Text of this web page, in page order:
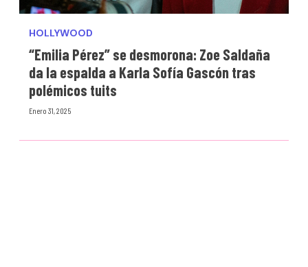
HOLLYWOOD
“Emilia Pérez” se desmorona: Zoe Saldaña
da la espalda a Karla Sofía Gascón tras
polémicos tuits
Enero 31, 2025